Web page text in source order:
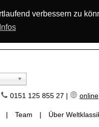
verbessern zu
0151 125 855 27 | online
| Team | Über